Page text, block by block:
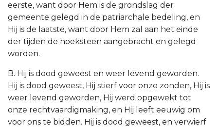
eerste, want door Hem is de grondslag der
gemeente gelegd in de patriarchale bedeling, en
Hij is de laatste, want door Hem zal aan het einde
der tijden de hoeksteen aangebracht en gelegd
worden.
B. Hij is dood geweest en weer levend geworden.
Hij is dood geweest, Hij stierf voor onze zonden, Hij is
weer levend geworden, Hij werd opgewekt tot
onze rechtvaardigmaking, en Hij leeft eeuwig om
voor ons te bidden. Hij is dood geweest, en verwierf